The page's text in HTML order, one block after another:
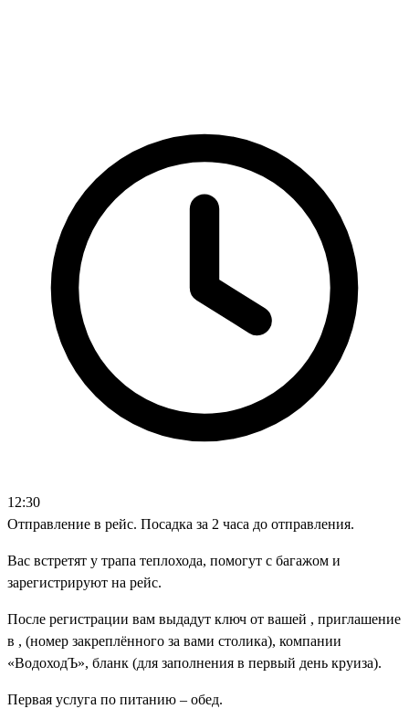
12:30
Отправление в рейс. Посадка за 2 часа до отправления.
Вас встретят у трапа теплохода, помогут с багажом и
зарегистрируют на рейс.
После регистрации вам выдадут ключ от вашей , приглашение
в , (номер закреплённого за вами столика), компании
«ВодоходЪ», бланк (для заполнения в первый день круиза).
Первая услуга по питанию – обед.